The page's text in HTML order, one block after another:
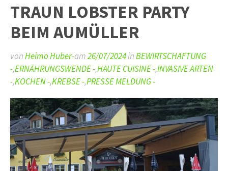
TRAUN LOBSTER PARTY
BEIM AUMÜLLER
vonHeimo Huber-am26/07/2024inBEWIRTSCHAFTUNG
-,ERNÄHRUNGSWENDE -,HAUTE CUISINE -,INVASIVE ARTEN
-,KOCHEN -,KREBSE -,PRESSE MELDUNG -